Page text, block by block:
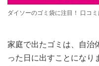
ダイソーのゴミ袋に注目！ 口コミ
家庭で出たゴミは、自治
った日に出すことになり